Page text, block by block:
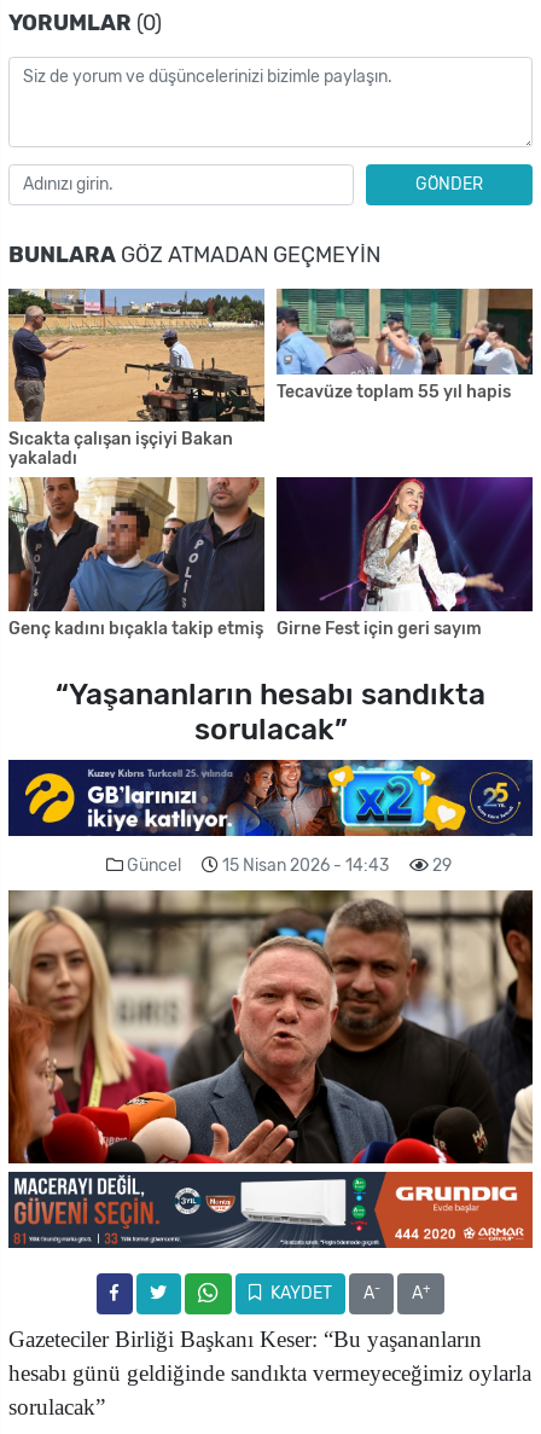
YORUMLAR (0)
GÖNDER
BUNLARA GÖZ ATMADAN GEÇMEYIN
Sıcakta çalışan işçiyi Bakan
yakaladı
Tecavüze toplam 55 yıl hapis
Genç kadını bıçakla takip etmiş Girne Fest için geri sayım
“Yaşananların hesabı sandıkta
sorulacak”
Güncel 15 Nisan 2026 - 14:43 29
KAYDET A- A+
Gazeteciler Birliği Başkanı Keser: “Bu yaşananların
hesabı günü geldiğinde sandıkta vermeyeceğimiz oylarla
sorulacak”